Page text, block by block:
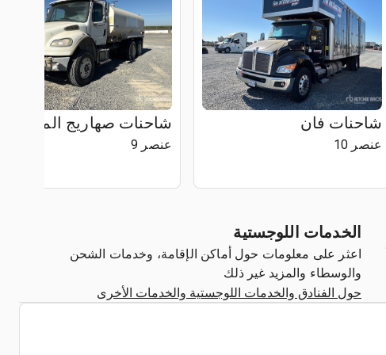
شاحنات فان
عنصر 10
شاحنات صهاريج المياه
عنصر 9
الخدمات اللوجستية
اعثر على معلومات حول أماكن الإقامة، وخدمات الشحن
والوسطاء والمزيد غير ذلك
حول الفنادق والخدمات اللوجستية والخدمات الأخرى